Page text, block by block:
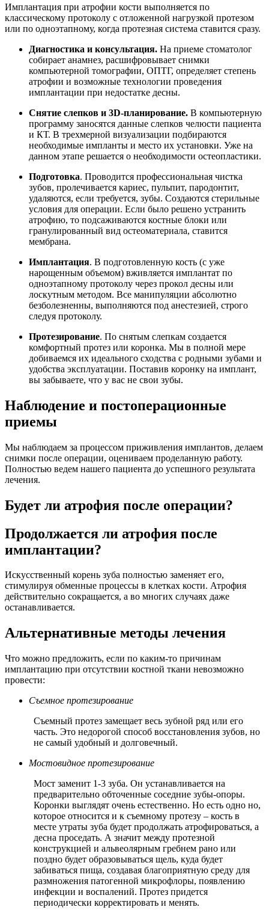
Имплантация при атрофии кости выполняется по
классическому протоколу с отложенной нагрузкой протезом
или по одноэтапному, когда протезная система ставится сразу.
Диагностика и консультация. На приеме стоматолог
собирает анамнез, расшифровывает снимки
компьютерной томографии, ОПТГ, определяет степень
атрофии и возможные технологии проведения
имплантации при недостатке десны.
Снятие слепков и 3D-планирование. В компьютерную
программу заносятся данные слепков челюсти пациента
и КТ. В трехмерной визуализации подбираются
необходимые импланты и место их установки. Уже на
данном этапе решается о необходимости остеопластики.
Подготовка. Проводится профессиональная чистка
зубов, пролечивается кариес, пульпит, пародонтит,
удаляются, если требуется, зубы. Создаются стерильные
условия для операции. Если было решено устранить
атрофию, то подсаживаются костные блоки или
гранулированный вид остеоматериала, ставится
мембрана.
Имплантация. В подготовленную кость (с уже
нарощенным объемом) вживляется имплантат по
одноэтапному протоколу через прокол десны или
лоскутным методом. Все манипуляции абсолютно
безболезненны, выполняются под анестезией, строго
следуя протоколу.
Протезирование. По снятым слепкам создается
комфортный протез или коронка. Мы в полной мере
добиваемся их идеального сходства с родными зубами и
удобства эксплуатации. Поставив коронку на имплант,
вы забываете, что у вас не свои зубы.
Наблюдение и постоперационные
приемы
Мы наблюдаем за процессом приживления имплантов, делаем
снимки после операции, оцениваем проделанную работу.
Полностью ведем нашего пациента до успешного результата
лечения.
Будет ли атрофия после операции?
Продолжается ли атрофия после
имплантации?
Искусственный корень зуба полностью заменяет его,
стимулируя обменные процессы в клетках кости. Атрофия
действительно сокращается, а во многих случаях даже
останавливается.
Альтернативные методы лечения
Что можно предложить, если по каким-то причинам
имплантацию при отсутствии костной ткани невозможно
провести:
Съемное протезирование
Съемный протез замещает весь зубной ряд или его
часть. Это недорогой способ восстановления зубов, но
не самый удобный и долговечный.
Мостовидное протезирование
Мост заменит 1-3 зуба. Он устанавливается на
предварительно обточенные соседние зубы-опоры.
Коронки выглядят очень естественно. Но есть одно но,
которое относится и к съемному протезу – кость в
месте утраты зуба будет продолжать атрофироваться, а
десна проседать. А значит между протезной
конструкцией и альвеолярным гребнем рано или
поздно будет образовываться щель, куда будет
забиваться пища, создавая благоприятную среду для
размножения патогенной микрофлоры, появлению
инфекции и воспалений. Протез придется
периодически корректировать и менять.